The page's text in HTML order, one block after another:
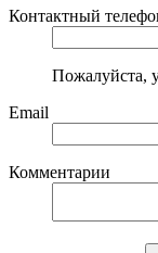
Контактный
Пожалуйста,
Email
Комментарии